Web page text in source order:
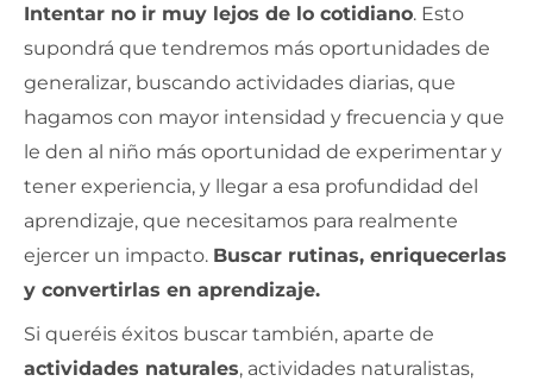
Intentar no ir muy lejos de lo cotidiano. Esto
supondrá que tendremos más oportunidades de
generalizar, buscando actividades diarias, que
hagamos con mayor intensidad y frecuencia y que
le den al niño más oportunidad de experimentar y
tener experiencia, y llegar a esa profundidad del
aprendizaje, que necesitamos para realmente
ejercer un impacto. Buscar rutinas, enriquecerlas
y convertirlas en aprendizaje.
Si queréis éxitos buscar también, aparte de
actividades naturales, actividades naturalistas,